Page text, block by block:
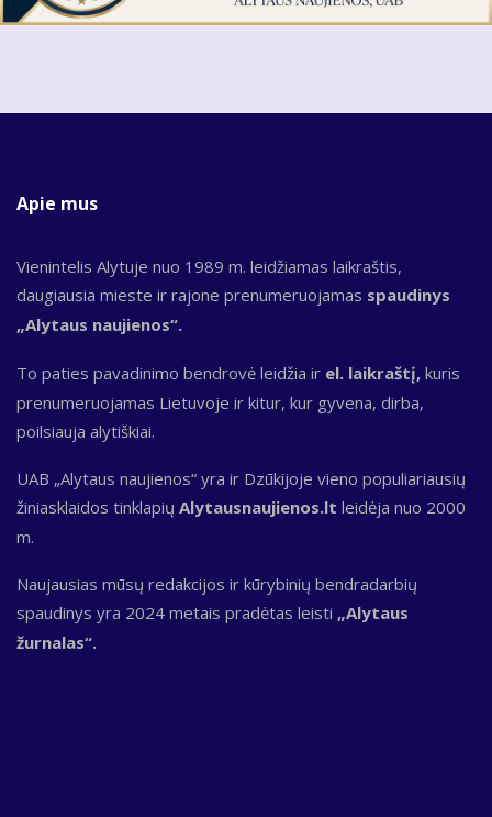
Apie mus
Vienintelis Alytuje nuo 1989 m. leidžiamas laikraštis,
daugiausia mieste ir rajone prenumeruojamas spaudinys
„Alytaus naujienos“.
To paties pavadinimo bendrovė leidžia ir el. laikraštį, kuris
prenumeruojamas Lietuvoje ir kitur, kur gyvena, dirba,
poilsiauja alytiškiai.
UAB „Alytaus naujienos“ yra ir Dzūkijoje vieno populiariausių
žiniasklaidos tinklapių Alytausnaujienos.lt leidėja nuo 2000
m.
Naujausias mūsų redakcijos ir kūrybinių bendradarbių
spaudinys yra 2024 metais pradėtas leisti „Alytaus
žurnalas“.